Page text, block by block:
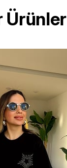
Ürünler